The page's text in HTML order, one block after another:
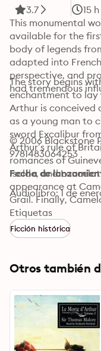
3.7 15
This monumental
available for the
body of legends
adapted into
perspective, and
had tremendous
The story begins
enchantment to lay
Arthur is conceived
as a young man to
sword Excalibur
Arthur’s rule of
romances of
Isolde, and Lancelot
appearance at
Grail. Finally,
between King
© 2006 Blackstone
9781483064253
Fecha de
Audiolibro: 1 de
Etiquetas
Ficción histórica
Otros también